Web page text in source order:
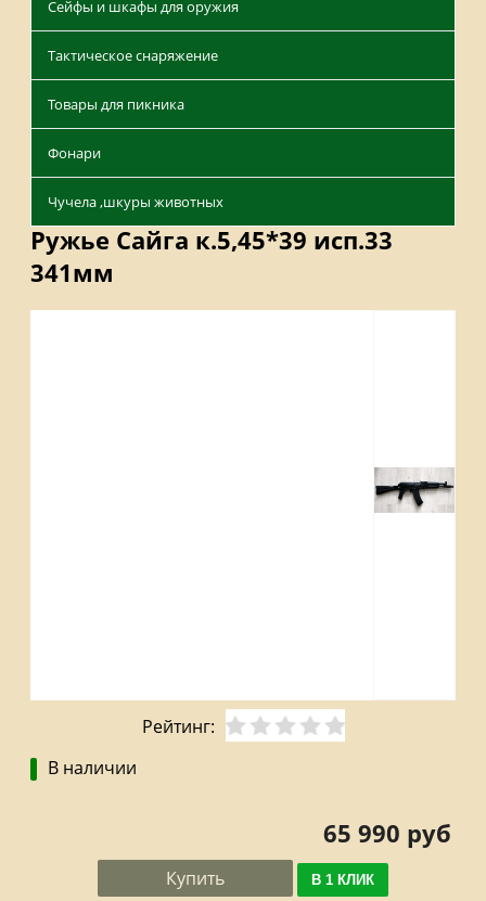
Сейфы и шкафы для оружия
Тактическое снаряжение
Товары для пикника
Фонари
Чучела ,шкуры животных
Ружье Сайга к.5,45*39 исп.33
341мм
Описание Характеристики
Отзывы
Рейтинг:
В наличии
65 990 руб
Купить В 1 КЛИК